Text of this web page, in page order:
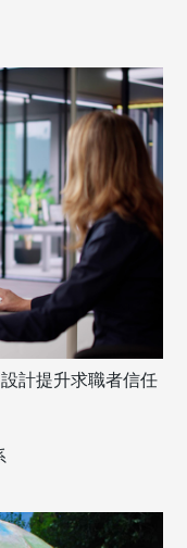
計提升求職者信任